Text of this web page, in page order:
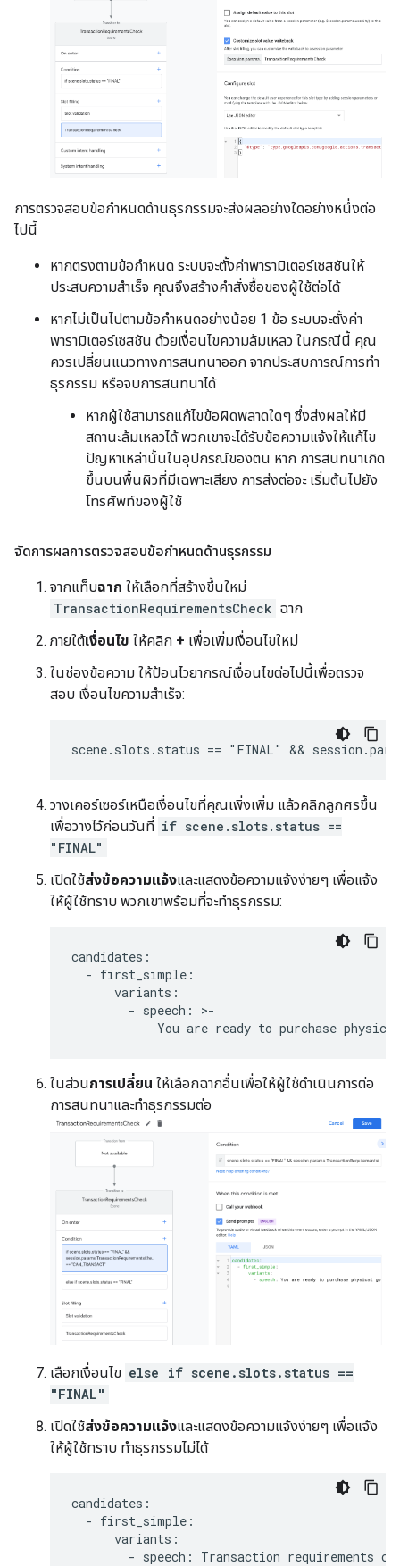
การตรวจสอบข้อกําหนดด้านธุรกรรมจะส่งผลอย่างใดอย่างหนึ่งต่อ
ไปนี้
หากตรงตามข้อกำหนด ระบบจะตั้งค่าพารามิเตอร์เซสชันให้
ประสบความสำเร็จ คุณจึงสร้างคำสั่งซื้อของผู้ใช้ต่อได้
หากไม่เป็นไปตามข้อกำหนดอย่างน้อย 1 ข้อ ระบบจะตั้งค่า
พารามิเตอร์เซสชัน ด้วยเงื่อนไขความล้มเหลว ในกรณีนี้ คุณ
ควรเปลี่ยนแนวทางการสนทนาออก จากประสบการณ์การทำ
ธุรกรรม หรือจบการสนทนาได้
หากผู้ใช้สามารถแก้ไขข้อผิดพลาดใดๆ ซึ่งส่งผลให้มี
สถานะล้มเหลวได้ พวกเขาจะได้รับข้อความแจ้งให้แก้ไข
ปัญหาเหล่านั้นในอุปกรณ์ของตน หาก การสนทนาเกิด
ขึ้นบนพื้นผิวที่มีเฉพาะเสียง การส่งต่อจะ เริ่มต้นไปยัง
โทรศัพท์ของผู้ใช้
จัดการผลการตรวจสอบข้อกำหนดด้านธุรกรรม
จากแท็บฉาก ให้เลือกที่สร้างขึ้นใหม่
TransactionRequirementsCheck ฉาก
ภายใต้เงื่อนไข ให้คลิก + เพื่อเพิ่มเงื่อนไขใหม่
ในช่องข้อความ ให้ป้อนไวยากรณ์เงื่อนไขต่อไปนี้เพื่อตรวจ
สอบ เงื่อนไขความสำเร็จ:
วางเคอร์เซอร์เหนือเงื่อนไขที่คุณเพิ่งเพิ่ม แล้วคลิกลูกศรขึ้น
เพื่อวางไว้ก่อนวันที่ if scene.slots.status ==
"FINAL"
เปิดใช้ส่งข้อความแจ้งและแสดงข้อความแจ้งง่ายๆ เพื่อแจ้ง
ให้ผู้ใช้ทราบ พวกเขาพร้อมที่จะทำธุรกรรม:
candidates :
- first_simple :
variants :
- speech : >-
You are ready to purchase physical
ในส่วนการเปลี่ยน ให้เลือกฉากอื่นเพื่อให้ผู้ใช้ดำเนินการต่อ
การสนทนาและทำธุรกรรมต่อ
เลือกเงื่อนไข else if scene.slots.status ==
"FINAL"
เปิดใช้ส่งข้อความแจ้งและแสดงข้อความแจ้งง่ายๆ เพื่อแจ้ง
ให้ผู้ใช้ทราบ ทำธุรกรรมไม่ได้
candidates :
- first_simple :
variants :
- speech : Transaction requirements